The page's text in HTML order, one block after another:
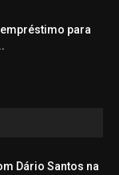
para
Dário Santos na